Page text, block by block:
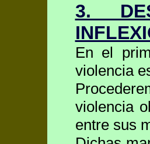
3.
En el
violencia
violencia
entre sus